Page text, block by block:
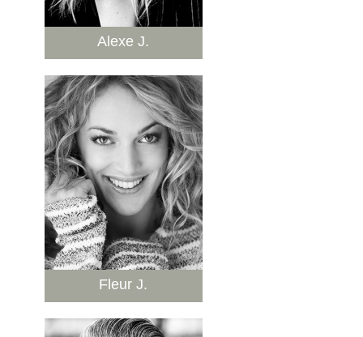
Alexe J.
Fleur J.